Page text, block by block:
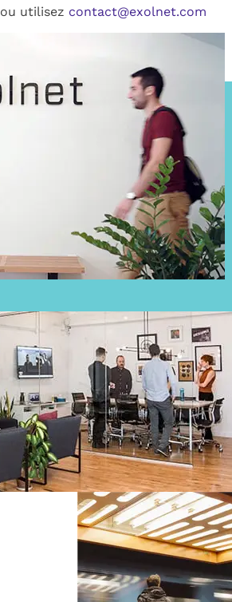
ou utilisez contact@exolnet.com